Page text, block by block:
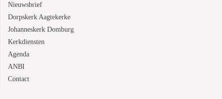
Nieuwsbrief
Dorpskerk Aagtekerke
Johanneskerk Domburg
Kerkdiensten
Agenda
ANBI
Contact